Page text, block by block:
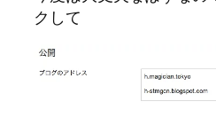
クして